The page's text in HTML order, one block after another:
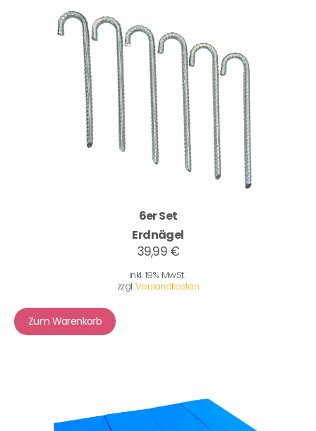
6er Set
Erdnägel
39,99 €
inkl. 19% MwSt.
zzgl.Versandkosten
Zum Warenkorb